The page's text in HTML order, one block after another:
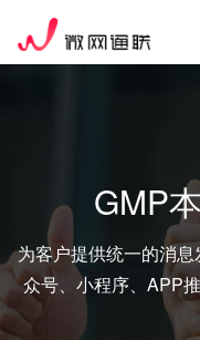
GMP
为客户提供统一的消
众号、小程序、APP